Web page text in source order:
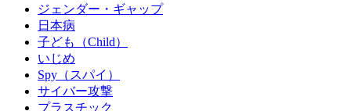
ジェンダー・ギャップ
日本病
子ども（Child）
いじめ
Spy（スパイ）
サイバー攻撃
プラスチック